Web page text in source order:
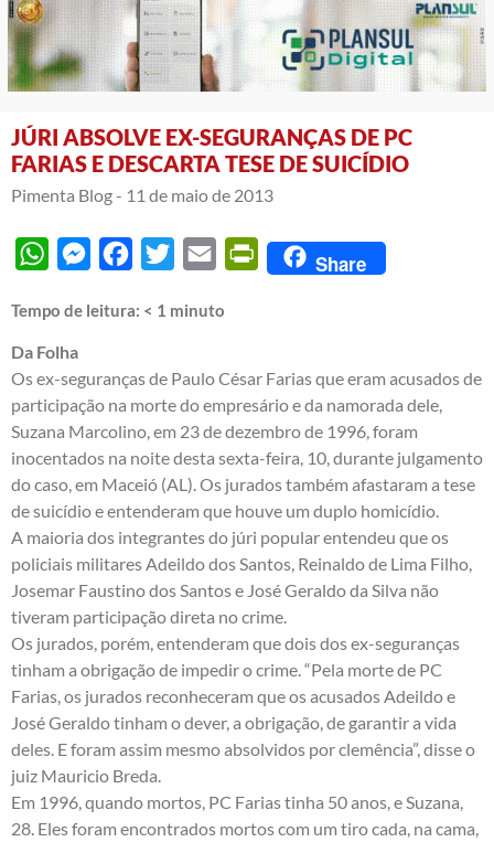
JÚRI ABSOLVE EX-SEGURANÇAS DE PC
FARIAS E DESCARTA TESE DE SUICÍDIO
Pimenta Blog - 11 de maio de 2013
WhatsAppMessengerFacebook
Twitter Email PrintFriendly
Share
Tempo de leitura: < 1 minuto
Da Folha
Os ex-seguranças de Paulo César Farias que eram acusados de
participação na morte do empresário e da namorada dele,
Suzana Marcolino, em 23 de dezembro de 1996, foram
inocentados na noite desta sexta-feira, 10, durante julgamento
do caso, em Maceió (AL). Os jurados também afastaram a tese
de suicídio e entenderam que houve um duplo homicídio.
A maioria dos integrantes do júri popular entendeu que os
policiais militares Adeildo dos Santos, Reinaldo de Lima Filho,
Josemar Faustino dos Santos e José Geraldo da Silva não
tiveram participação direta no crime.
Os jurados, porém, entenderam que dois dos ex-seguranças
tinham a obrigação de impedir o crime. “Pela morte de PC
Farias, os jurados reconheceram que os acusados Adeildo e
José Geraldo tinham o dever, a obrigação, de garantir a vida
deles. E foram assim mesmo absolvidos por clemência”, disse o
juiz Mauricio Breda.
Em 1996, quando mortos, PC Farias tinha 50 anos, e Suzana,
28. Eles foram encontrados mortos com um tiro cada, na cama,